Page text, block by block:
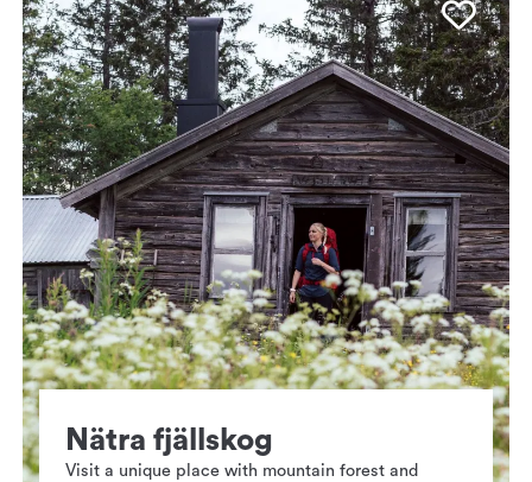
Nätra fjällskog
Visit a unique place with mountain forest and